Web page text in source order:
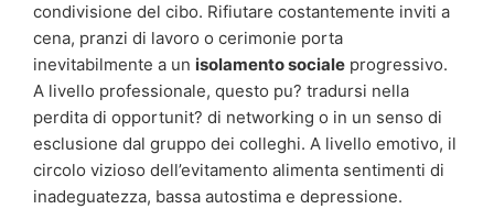
condivisione del cibo. Rifiutare costantemente inviti a
cena, pranzi di lavoro o cerimonie porta
inevitabilmente a un isolamento sociale progressivo.
A livello professionale, questo pu? tradursi nella
perdita di opportunit? di networking o in un senso di
esclusione dal gruppo dei colleghi. A livello emotivo, il
circolo vizioso dell’evitamento alimenta sentimenti di
inadeguatezza, bassa autostima e depressione.